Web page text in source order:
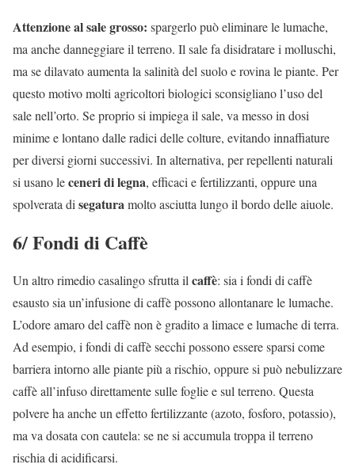
Attenzione al sale grosso: spargerlo può eliminare le lumache,
ma anche danneggiare il terreno. Il sale fa disidratare i molluschi,
ma se dilavato aumenta la salinità del suolo e rovina le piante. Per
questo motivo molti agricoltori biologici sconsigliano l’uso del
sale nell’orto. Se proprio si impiega il sale, va messo in dosi
minime e lontano dalle radici delle colture, evitando innaffiature
per diversi giorni successivi. In alternativa, per repellenti naturali
si usano leceneri di legna, efficaci e fertilizzanti, oppure una
spolverata di segaturamolto asciutta lungo il bordo delle aiuole.
6/ Fondi di Caffè
Un altro rimedio casalingo sfrutta il caffè: sia i fondi di caffè
esausto sia un’infusione di caffè possono allontanare le lumache.
L’odore amaro del caffè non è gradito a limace e lumache di terra.
Ad esempio, i fondi di caffè secchi possono essere sparsi come
barriera intorno alle piante più a rischio, oppure si può nebulizzare
caffè all’infuso direttamente sulle foglie e sul terreno. Questa
polvere ha anche un effetto fertilizzante (azoto, fosforo, potassio),
ma va dosata con cautela: se ne si accumula troppa il terreno
rischia di acidificarsi.